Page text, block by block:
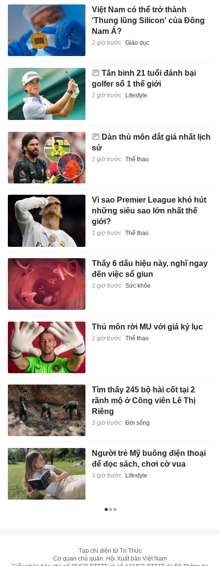
Việt Nam có thể trở thành
'Thung lũng Silicon' của Đông
Nam Á?
2 giờ trước Giáo dục
Tân binh 21 tuổi đánh bại
golfer số 1 thế giới
2 giờ trước Lifestyle
Dàn thủ môn đắt giá nhất lịch
sử
2 giờ trước Thể thao
Vì sao Premier League khó hút
những siêu sao lớn nhất thế
giới?
2 giờ trước Thể thao
Thấy 6 dấu hiệu này, nghĩ ngay
đến việc sổ giun
2 giờ trước Sức khỏe
Thủ môn rời MU với giá kỷ lục
2 giờ trước Thể thao
Tìm thấy 245 bộ hài cốt tại 2
rãnh mộ ở Công viên Lê Thị
Riêng
3 giờ trước Đời sống
Người trẻ Mỹ buông điện thoại
để đọc sách, chơi cờ vua
3 giờ trước Lifestyle
Tạp chí điện tử Tri Thức
Cơ quan chủ quản: Hội Xuất bản Việt Nam